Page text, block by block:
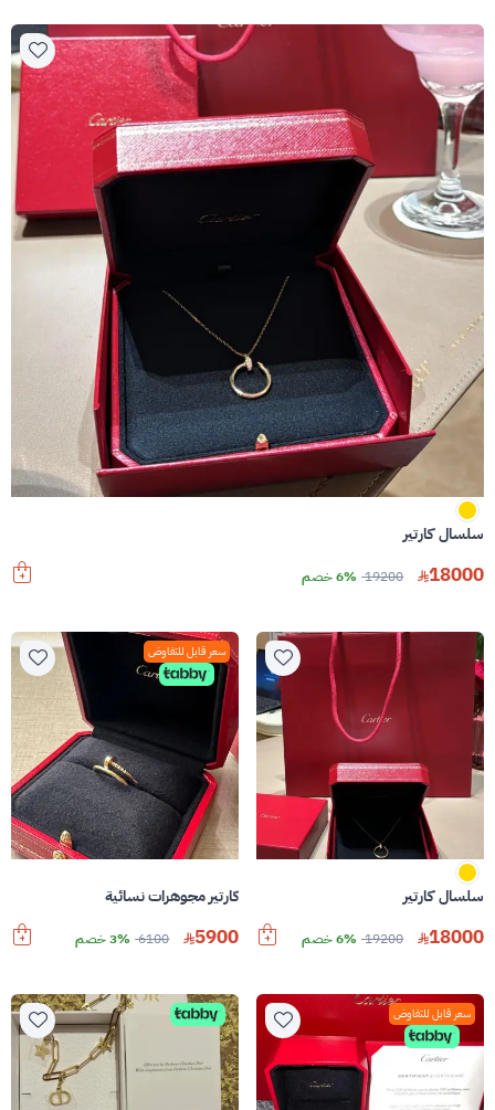
سلسال كارتير
18000
19200 6% خصم
سلسال كارتير
18000
19200 6% خصم
سعر قابل للتفاوض
كارتير مجوهرات نسائية
5900
6100 3% خصم
سعر قابل للتفاوض